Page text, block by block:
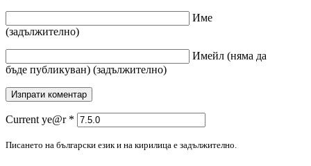
Име
(задължително)
Имейл (няма да
бъде публикуван) (задължително)
Current ye@r *
Писането на български език и на кирилица е задължително.